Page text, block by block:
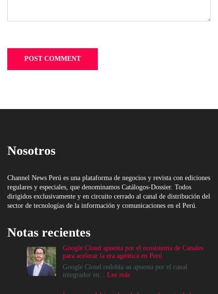
Nosotros
Channel News Perú es una plataforma de negocios y revista con ediciones
regulares y especiales, que denominamos Catálogos-Dossier. Todos
dirigidos exclusivamente y en circuito cerrado al canal de distribución del
sector de tecnologías de la información y comunicaciones en el Perú.
Notas recientes
Google Cloud apuesta por el ecosistema de Canales
para acelerar la era agéntica en Perú
Google Cloud redobla su apuesta por el canal
integrador en... Lee más: